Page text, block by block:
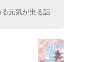
元気が出る話